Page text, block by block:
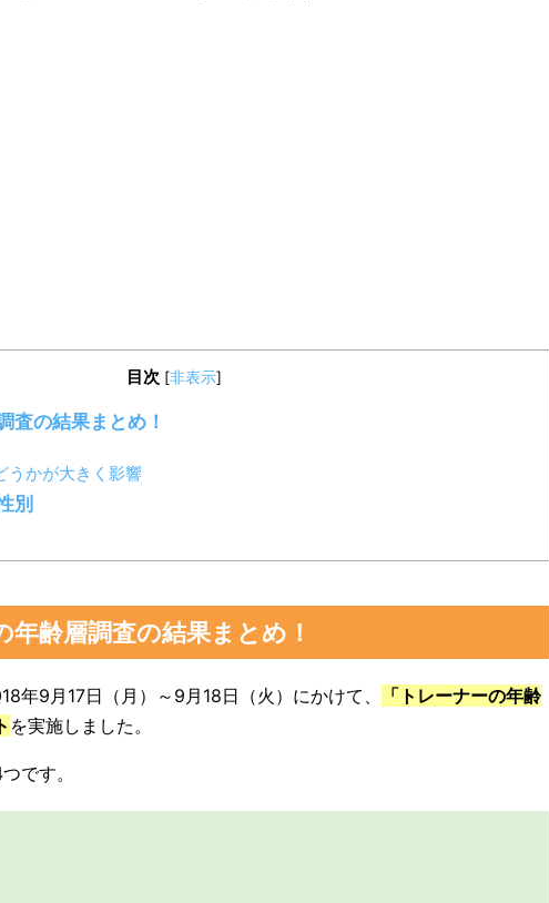
目次 [非表示]
査の結果まとめ！
かが大きく影響
別
年齢層調査の結果まとめ！
年9月17日（月）～9月18日（火）にかけて、
「トレーナーの年齢
を実施しました。
です。